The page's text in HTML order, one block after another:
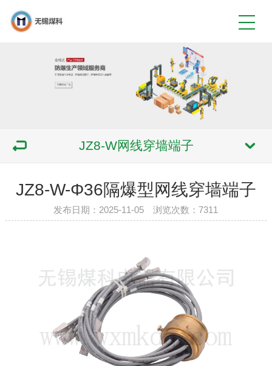
JZ8-W网线穿墙端子
JZ8-W-Φ36隔爆型网线穿墙端子
发布日期：2025-11-05 浏览次数：7311